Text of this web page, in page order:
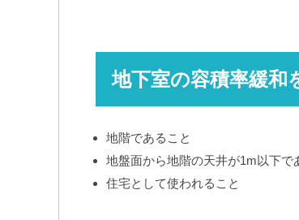
地下室の容積率緩和
地階であること
地盤面から地階の天井が1m以下で
住宅として使われること